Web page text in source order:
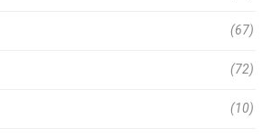
(67)
(72)
(10)